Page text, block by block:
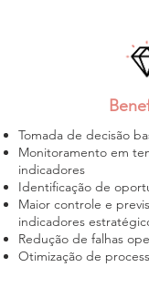
​Tomada de decisão
Monitoramento em
indicadores
Identificação de
Maior controle e
indicadores
Redução de falhas
Otimização de